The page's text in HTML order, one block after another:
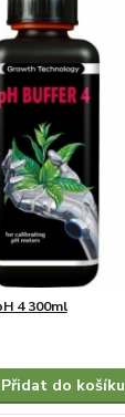
4 300ml
Přidat do košíku